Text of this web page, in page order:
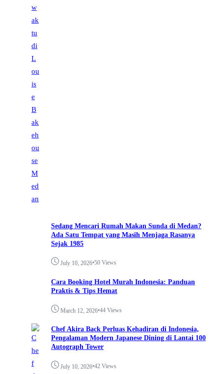
Sedang Mencari Rumah Makan Sunda di Medan?
Ada Satu Tempat yang Masih Menjaga Rasanya
Sejak 1985
July 10, 2026•50 Views
Cara Booking Hotel Murah Indonesia: Panduan
Praktis & Tips Hemat
March 12, 2026•44 Views
Chef Akira Back Perluas Kehadiran di Indonesia,
Pengalaman Modern Japanese Dining di Lantai 100
Autograph Tower
July 10, 2026•42 Views